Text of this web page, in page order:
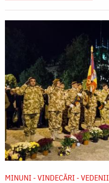
MINUNI - VINDECĂRI - VEDENII